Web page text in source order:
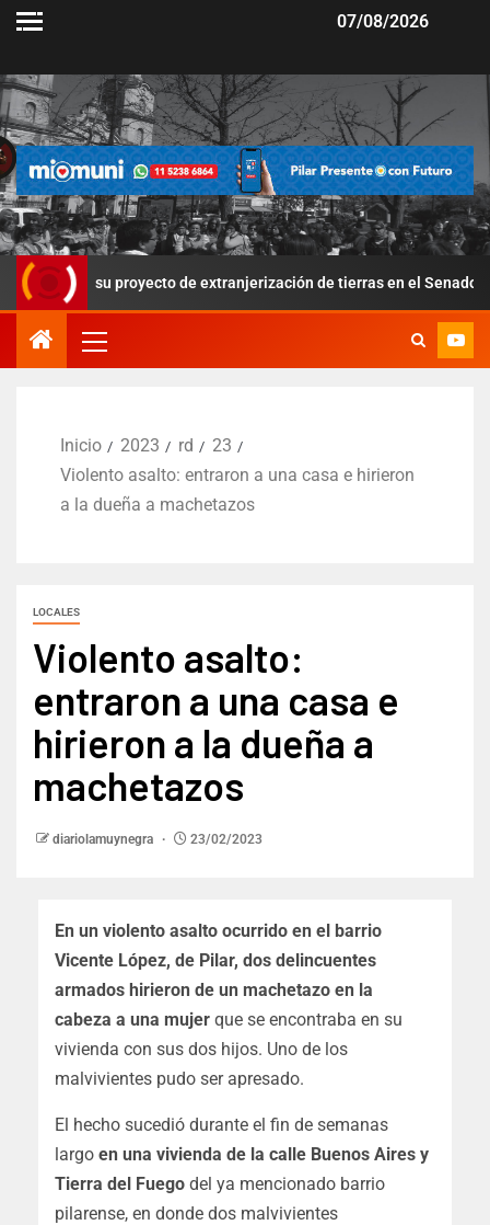
07/08/2026
proyecto de extranjerización de tierras en el Senado
Inicio 2023 rd
23
Violento asalto: entraron a una casa e hirieron
a la dueña a machetazos
LOCALES
Violento asalto:
entraron a una casa e
hirieron a la dueña a
machetazos
diariolamuynegra 23/02/2023
En un violento asalto ocurrido en el barrio
Vicente López, de Pilar, dos delincuentes
armados hirieron de un machetazo en la
cabeza a una mujer que se encontraba en su
vivienda con sus dos hijos. Uno de los
malvivientes pudo ser apresado.
El hecho sucedió durante el fin de semanas
largo en una vivienda de la calle Buenos Aires y
Tierra del Fuego del ya mencionado barrio
pilarense, en donde dos malvivientes